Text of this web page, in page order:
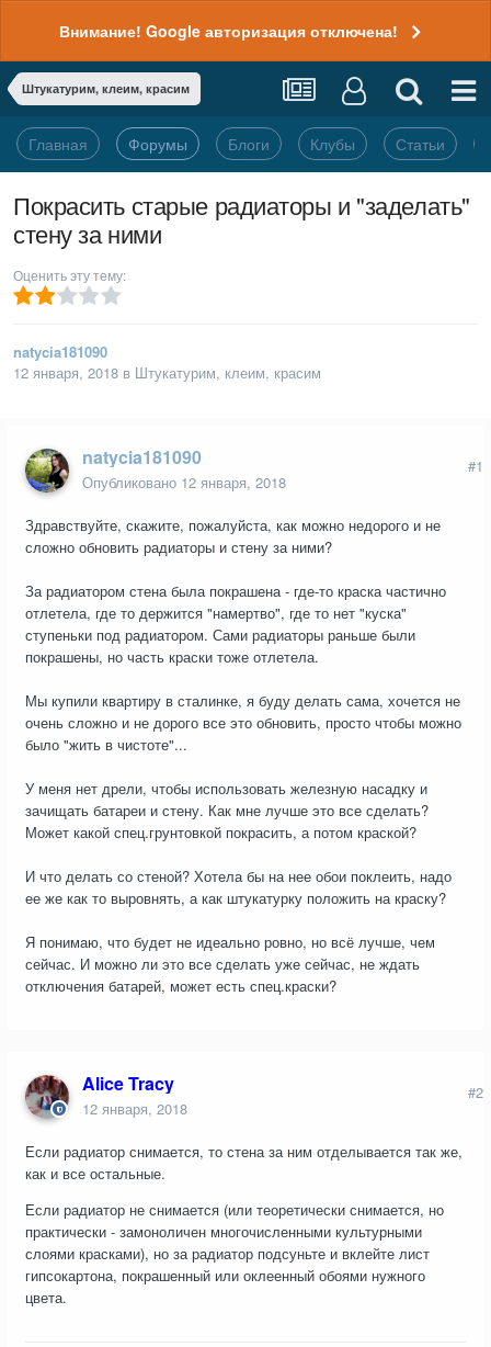
Внимание! Google авторизация отключена!
Штукатурим, клеим, красим
Главная Форумы Блоги Клубы Статьи
Покрасить старые радиаторы и "заделать"
стену за ними
Оценить эту тему:
natycia181090
12 января, 2018 в Штукатурим, клеим, красим
natycia181090
Опубликовано 12 января, 2018
#1
Здравствуйте, скажите, пожалуйста, как можно недорого и не
сложно обновить радиаторы и стену за ними?
За радиатором стена была покрашена - где-то краска частично
отлетела, где то держится "намертво", где то нет "куска"
ступеньки под радиатором. Сами радиаторы раньше были
покрашены, но часть краски тоже отлетела.
Мы купили квартиру в сталинке, я буду делать сама, хочется не
очень сложно и не дорого все это обновить, просто чтобы можно
было "жить в чистоте"...
У меня нет дрели, чтобы использовать железную насадку и
зачищать батареи и стену. Как мне лучше это все сделать?
Может какой спец.грунтовкой покрасить, а потом краской?
И что делать со стеной? Хотела бы на нее обои поклеить, надо
ее же как то выровнять, а как штукатурку положить на краску?
Я понимаю, что будет не идеально ровно, но всё лучше, чем
сейчас. И можно ли это все сделать уже сейчас, не ждать
отключения батарей, может есть спец.краски?
Alice Tracy
12 января, 2018
#2
Если радиатор снимается, то стена за ним отделывается так же,
как и все остальные.
Если радиатор не снимается (или теоретически снимается, но
практически - замоноличен многочисленными культурными
слоями красками), но за радиатор подсуньте и вклейте лист
гипсокартона, покрашенный или оклеенный обоями нужного
цвета.